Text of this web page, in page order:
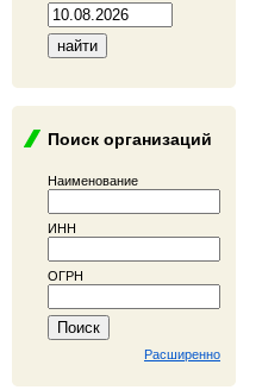
Поиск организаций
Наименование
ИНН
ОГРН
Расширенно